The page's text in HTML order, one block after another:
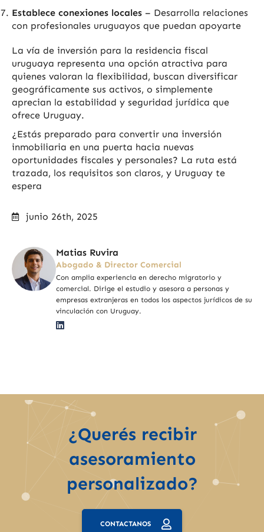
Establece conexiones locales – Desarrolla relaciones
con profesionales uruguayos que puedan apoyarte
La vía de inversión para la residencia fiscal
uruguaya representa una opción atractiva para
quienes valoran la flexibilidad, buscan diversificar
geográficamente sus activos, o simplemente
aprecian la estabilidad y seguridad jurídica que
ofrece Uruguay.
¿Estás preparado para convertir una inversión
inmobiliaria en una puerta hacia nuevas
oportunidades fiscales y personales? La ruta está
trazada, los requisitos son claros, y Uruguay te
espera
junio 26th, 2025
Matias Ruvira
Abogado & Director Comercial
Con amplia experiencia en derecho migratorio y
comercial. Dirige el estudio y asesora a personas y
empresas extranjeras en todos los aspectos jurídicos de su
vinculación con Uruguay.
¿Querés recibir
asesoramiento
personalizado?
CONTACTANOS